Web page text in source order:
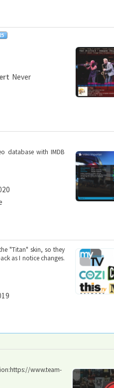
Never
database with IMDB
"Titan" skin, so they
as I notice changes.